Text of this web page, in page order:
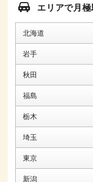
エリアで月
北海道
岩手
秋田
福島
栃木
埼玉
東京
新潟